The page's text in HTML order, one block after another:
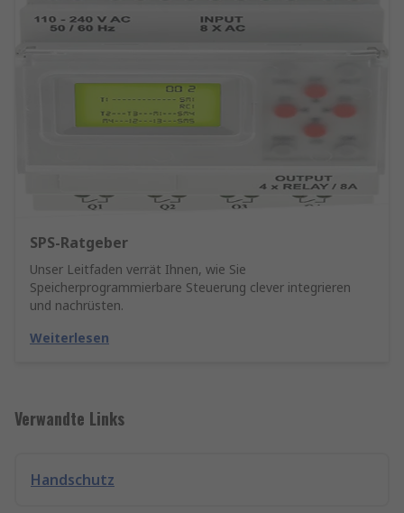
SPS-Ratgeber
Unser Leitfaden verrät Ihnen, wie Sie
Speicherprogrammierbare Steuerung clever integrieren
und nachrüsten.
Weiterlesen
Verwandte Links
Handschutz